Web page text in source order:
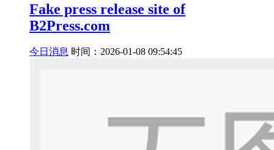
​Fake press release site of
B2Press.com
今日消息 时间：2026-01-08 09:54:45